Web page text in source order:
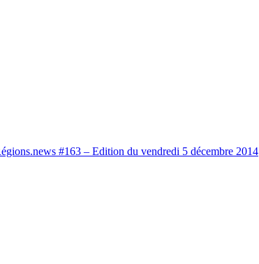
#163 – Edition du vendredi 5 décembre 2014